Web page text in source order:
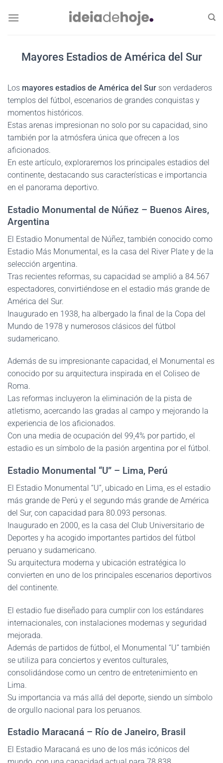
Mayores Estadios de América del Sur
Los mayores estadios de América del Sur son verdaderos
templos del fútbol, escenarios de grandes conquistas y
momentos históricos.
Estas arenas impresionan no solo por su capacidad, sino
también por la atmósfera única que ofrecen a los
aficionados.
En este artículo, exploraremos los principales estadios del
continente, destacando sus características e importancia
en el panorama deportivo.
Estadio Monumental de Núñez – Buenos Aires,
Argentina
El Estadio Monumental de Núñez, también conocido como
Estadio Más Monumental, es la casa del River Plate y de la
selección argentina.
Tras recientes reformas, su capacidad se amplió a 84.567
espectadores, convirtiéndose en el estadio más grande de
América del Sur.
Inaugurado en 1938, ha albergado la final de la Copa del
Mundo de 1978 y numerosos clásicos del fútbol
sudamericano.
Además de su impresionante capacidad, el Monumental es
conocido por su arquitectura inspirada en el Coliseo de
Roma.
Las reformas incluyeron la eliminación de la pista de
atletismo, acercando las gradas al campo y mejorando la
experiencia de los aficionados.
Con una media de ocupación del 99,4% por partido, el
estadio es un símbolo de la pasión argentina por el fútbol.
Estadio Monumental “U” – Lima, Perú
El Estadio Monumental “U”, ubicado en Lima, es el estadio
más grande de Perú y el segundo más grande de América
del Sur, con capacidad para 80.093 personas.
Inaugurado en 2000, es la casa del Club Universitario de
Deportes y ha acogido importantes partidos del fútbol
peruano y sudamericano.
Su arquitectura moderna y ubicación estratégica lo
convierten en uno de los principales escenarios deportivos
del continente.
El estadio fue diseñado para cumplir con los estándares
internacionales, con instalaciones modernas y seguridad
mejorada.
Además de partidos de fútbol, el Monumental “U” también
se utiliza para conciertos y eventos culturales,
consolidándose como un centro de entretenimiento en
Lima.
Su importancia va más allá del deporte, siendo un símbolo
de orgullo nacional para los peruanos.
Estadio Maracaná – Río de Janeiro, Brasil
El Estadio Maracaná es uno de los más icónicos del